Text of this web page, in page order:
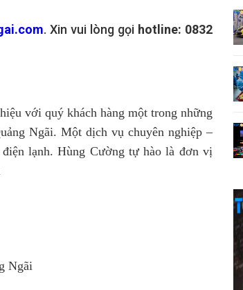
. Xin vui lòng gọi hotline: 0832
với quý khách hàng một trong những
Ngãi. Một dịch vụ chuyên nghiệp –
lạnh. Hùng Cường tự hào là đơn vị
Ngãi